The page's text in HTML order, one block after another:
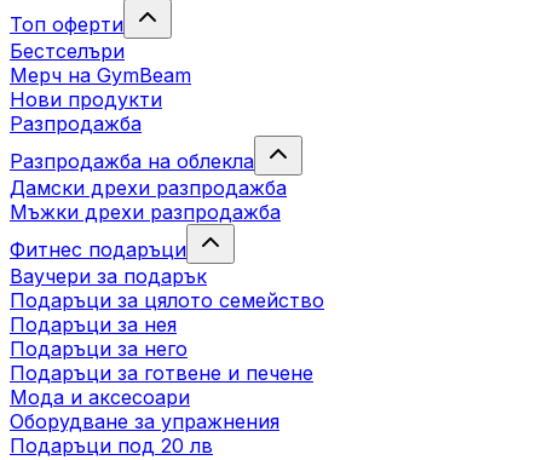
Топ оферти
Бестселъри
Мерч на GymBeam
Нови продукти
Разпродажба
Разпродажба на облекла
Дамски дрехи разпродажба
Мъжки дрехи разпродажба
Фитнес подаръци
Ваучери за подарък
Подаръци за цялото семейство
Подаръци за нея
Подаръци за него
Подаръци за готвене и печене
Мода и аксесоари
Оборудване за упражнения
Подаръци под 20 лв